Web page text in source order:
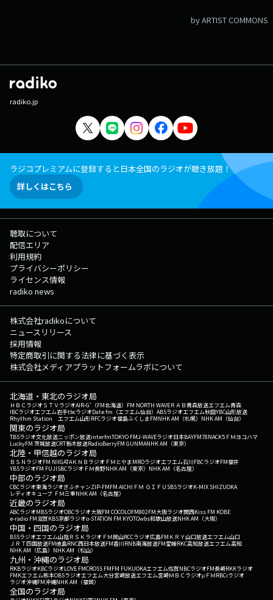
by ARTIST COMMONS
radiko.jp
ラジコプレミアムに登録すると日本全国のラジオが聴き放題！
詳しくはこちら
聴取について
配信エリア
利用規約
プライバシーポリシー
ライセンス情報
radiko news
株式会社radikoについて
ニュースリリース
採用情報
特定商取引に関する法律に基づく表示
株式会社メディアプラットフォームラボについて
北海道・東北のラジオ局
ＨＢＣラジオＳＴＶラジオAIR-G'（FM北海道） FM NORTH WAVEＲＡＢ青森放送エフエム青森
IBCラジオエフエム岩手tbcラジオDate fm（エフエム仙台） ABSラジオエフエム秋田YBC山形放送
Rhythm Station エフエム山形RFCラジオ福島ふくしまFMNHK AM（札幌） NHK AM（仙台）
関東のラジオ局
TBSラジオ文化放送ニッポン放送interfmTOKYO FMJ-WAVEラジオ日本BAYFM78NACK5 ＦＭヨコハマ
LuckyFM 茨城放送CRT栃木放送RadioBerryFM GUNMANHK AM（東京）
北陸・甲信越のラジオ局
ＢＳＮラジオFM NIIGATAＫＮＢラジオ ＦＭとやまMROラジオエフエム石川FBCラジオFM福井
YBSラジオFM FUJISBCラジオ ＦＭ長野NHK AM（東京） NHK AM（名古屋）
中部のラジオ局
CBCラジオ東海ラジオぎふチャンZIP-FMFM AICHI ＦＭ ＧＩＦＵ SBSラジオK-MIX SHIZUOKA
レディオキューブ ＦＭ三重NHK AM（名古屋）
近畿のラジオ局
ABCラジオMBSラジオOBCラジオ大阪FM COCOLOFM802FM大阪ラジオ関西Kiss FM KOBE
e-radio FM滋賀KBS京都ラジオα-STATION FM KYOTOwbs和歌山放送NHK AM（大阪）
中国・四国のラジオ局
BSSラジオエフエム山陰ＲＳＫラジオ ＦＭ岡山RCCラジオ広島FM ＫＲＹ山口放送エフエム山口
ＪＲＴ四国放送FM徳島RNC西日本放送FM香川RNB南海放送FM愛媛RKC高知放送エフエム高知
NHK AM（広島） NHK AM（松山）
九州・沖縄のラジオ局
RKBラジオKBCラジオLOVE FMCROSS FMFM FUKUOKAエフエム佐賀NBCラジオFM長崎RKKラジオ
FMKエフエム熊本OBSラジオエフエム大分宮崎放送エフエム宮崎ＭＢＣラジオμＦＭRBCiラジオ
ラジオ沖縄FM沖縄NHK AM（福岡）
全国のラジオ局